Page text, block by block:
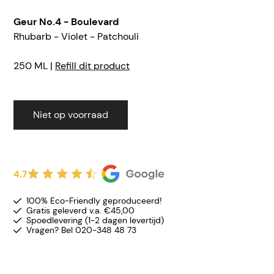
Geur No.4 - Boulevard
Rhubarb - Violet - Patchouli
250 ML | Refill dit product
Niet op voorraad
4.7
100% Eco-Friendly geproduceerd!
Gratis geleverd v.a. €45,00
Spoedlevering (1-2 dagen levertijd)
Vragen? Bel 020-348 48 73